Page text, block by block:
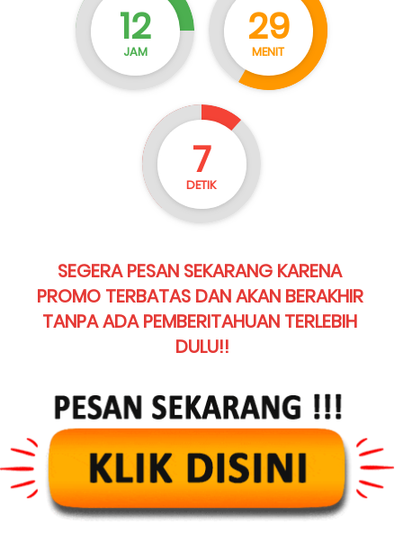
12
JAM
29
MENIT
4
DETIK
SEGERA PESAN SEKARANG KARENA
PROMO TERBATAS DAN AKAN BERAKHIR
TANPA ADA PEMBERITAHUAN TERLEBIH
DULU!!